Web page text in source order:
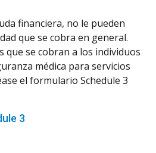
financiera, no le pueden
que se cobra en general.
que se cobran a los individuos
médica para servicios
el formulario Schedule 3
3